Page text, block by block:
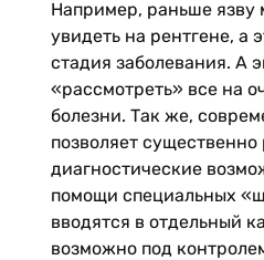
Например, раньше
увидеть на рентгене, а
стадия заболевания. А
«рассмотреть» все на
болезни. Так же,
позволяет
диагностические
помощи специальных
вводятся в отдельный
возможно под